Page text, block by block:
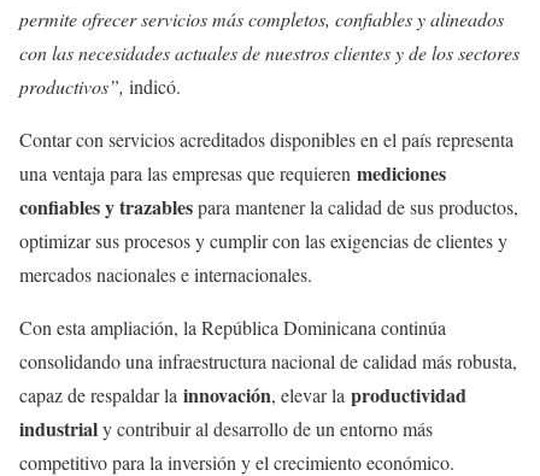
permite ofrecer servicios más completos, confiables y alineados
con las necesidades actuales de nuestros clientes y de los sectores
productivos”, indicó.
Contar con servicios acreditados disponibles en el país representa
una ventaja para las empresas que requieren mediciones
confiables y trazablespara mantener la calidad de sus productos,
optimizar sus procesos y cumplir con las exigencias de clientes y
mercados nacionales e internacionales.
Con esta ampliación, la República Dominicana continúa
consolidando una infraestructura nacional de calidad más robusta,
capaz de respaldar la innovación, elevar la productividad
industrialy contribuir al desarrollo de un entorno más
competitivo para la inversión y el crecimiento económico.